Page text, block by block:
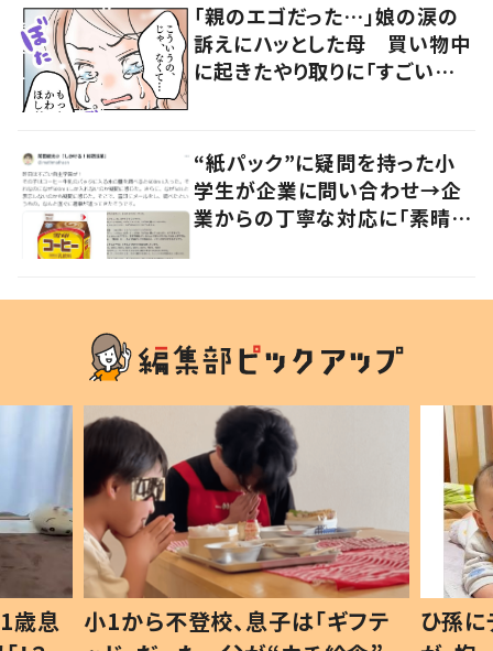
「親のエゴだった…」娘の涙の
訴えにハッとした母 買い物中
に起きたやり取りに「すごい分
“紙パック”に疑問を持った小
学生が企業に問い合わせ→企
業からの丁寧な対応に「素晴ら
歳息
小1から不登校、息子は「ギフテ
ひ孫